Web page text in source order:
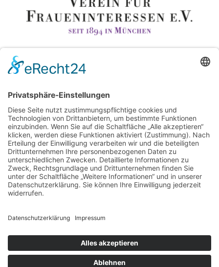
Verein für Fraueninteressen e.V.
Spurwechsel ab 55
Altheimer Eck 13, 80331 München
Tel.: 089 - 290 44 63
spurwechsel@fraueninteressen.de
Fraueninteressen - Layout und Programmierung
- solemedia